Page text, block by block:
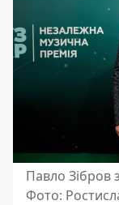
Павло Зібров
Фото: